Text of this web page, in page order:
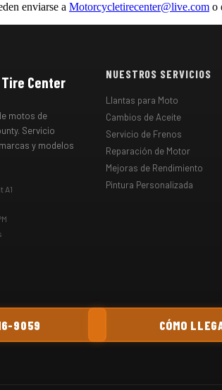
enviarse a Motorcycletirecenter@live.com o
Center
motos de
Servicio
y modelos
A1
NUESTROS SERVICIOS
Llantas para Moto
Cambios de Aceite
Servicio de Frenos
Reparación de Motor
Mejoras de Rendimiento
Pintura Personalizada
9059 CÓMO